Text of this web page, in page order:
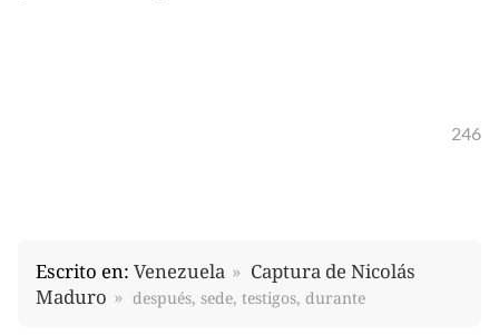
246
Escrito en: Venezuela
Captura de Nicolás
Maduro
después, sede, testigos, durante